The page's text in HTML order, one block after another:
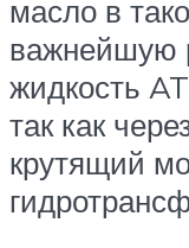
масло в
важнейшую
жидкость
так как
крутящий